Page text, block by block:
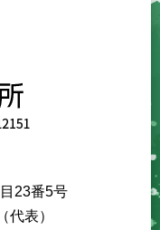
23番5号
代表）